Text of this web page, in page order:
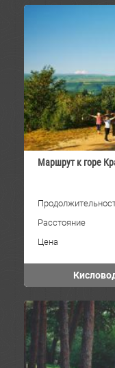
Маршрут к горе
Расстояние
Цена